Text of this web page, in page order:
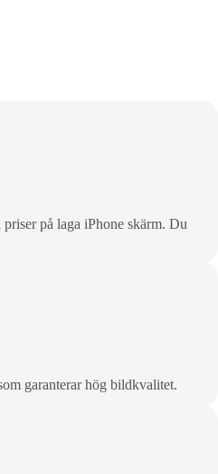
på laga iPhone skärm. Du
garanterar hög bildkvalitet.